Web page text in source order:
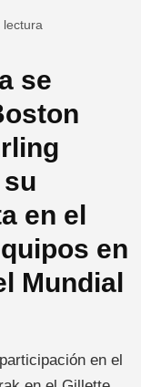
lectura
se
en el
en
Mundial
en el